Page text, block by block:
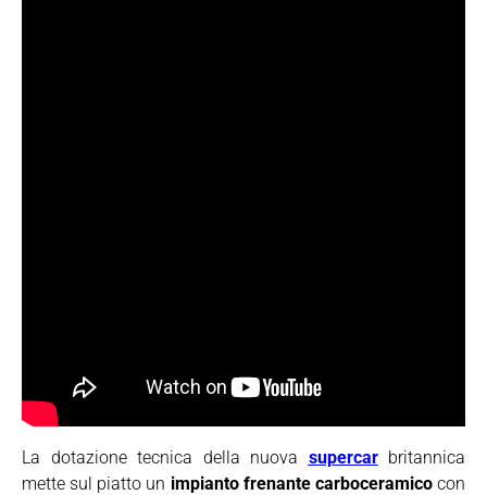
La dotazione tecnica della nuova supercarbritannica
mette sul piatto un impianto frenante carboceramicocon